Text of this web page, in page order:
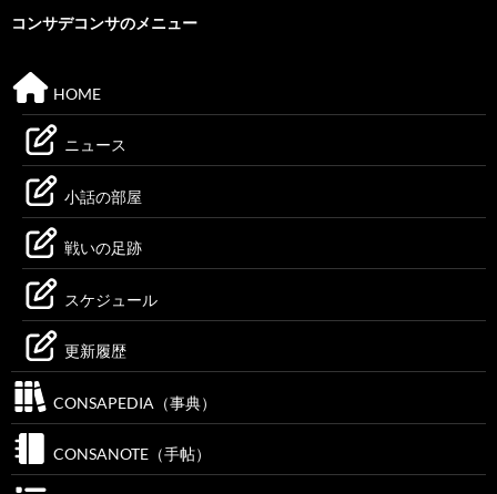
コンサデコンサのメニュー
HOME
ニュース
小話の部屋
戦いの足跡
スケジュール
更新履歴
CONSAPEDIA（事典）
CONSANOTE（手帖）